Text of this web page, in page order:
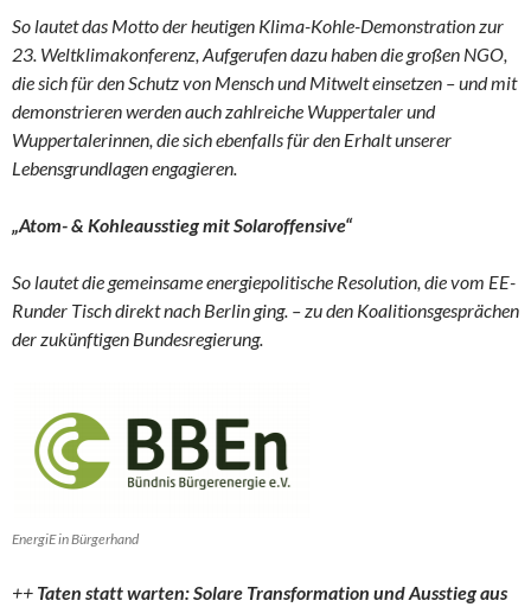
So lautet das Motto der heutigen Klima-Kohle-Demonstration zur
23. Weltklimakonferenz, Aufgerufen dazu haben die großen NGO,
die sich für den Schutz von Mensch und Mitwelt einsetzen – und mit
demonstrieren werden auch zahlreiche Wuppertaler und
Wuppertalerinnen, die sich ebenfalls für den Erhalt unserer
Lebensgrundlagen engagieren.
„Atom- & Kohleausstieg mit Solaroffensive“
So lautet die gemeinsame energiepolitische Resolution, die vom EE-
Runder Tisch direkt nach Berlin ging. – zu den Koalitionsgesprächen
der zukünftigen Bundesregierung.
EnergiE in Bürgerhand
++ Taten statt warten: Solare Transformation und Ausstieg aus